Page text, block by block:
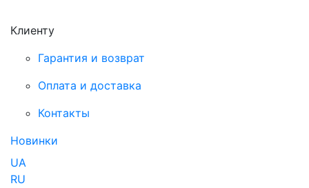
Клиенту
Гарантия и возврат
Оплата и доставка
Контакты
Новинки
UA
RU